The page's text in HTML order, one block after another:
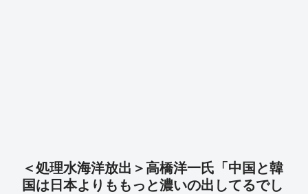
＜処理水海洋放出＞高橋洋一氏「中国と韓
国は日本よりももっと濃いの出してるでし